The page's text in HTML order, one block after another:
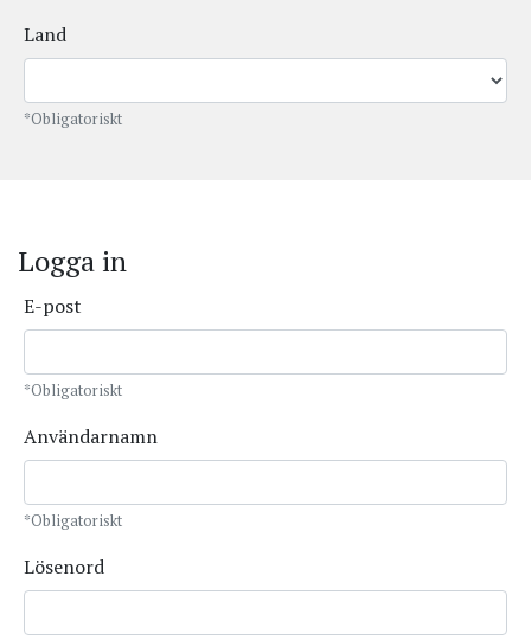
Land
*Obligatoriskt
Logga in
E-post
*Obligatoriskt
Användarnamn
*Obligatoriskt
Lösenord